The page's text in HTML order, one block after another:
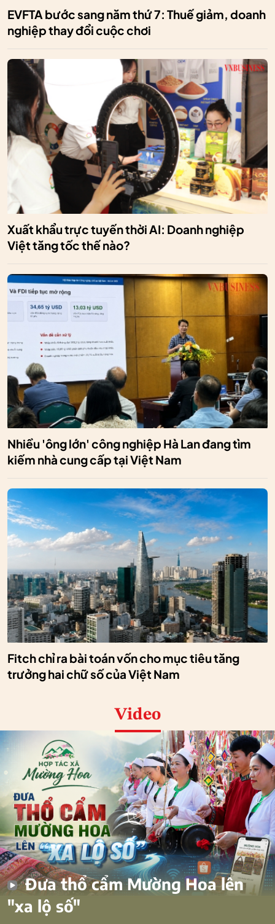
EVFTA bước sang năm thứ 7: Thuế giảm, doanh
nghiệp thay đổi cuộc chơi
Xuất khẩu trực tuyến thời AI: Doanh nghiệp
Việt tăng tốc thế nào?
Nhiều 'ông lớn' công nghiệp Hà Lan đang tìm
kiếm nhà cung cấp tại Việt Nam
Fitch chỉ ra bài toán vốn cho mục tiêu tăng
trưởng hai chữ số của Việt Nam
Video
Đưa thổ cẩm Mường Hoa lên
"xa lộ số"